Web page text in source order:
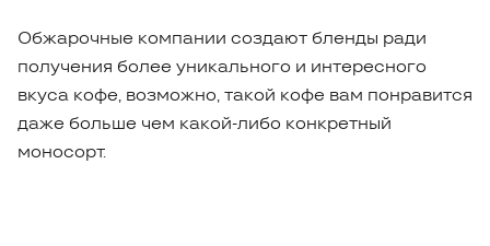
Обжарочные компании создают бленды ради
получения более уникального и интересного
вкуса кофе, возможно, такой кофе вам понравится
даже больше чем какой-либо конкретный
моносорт.